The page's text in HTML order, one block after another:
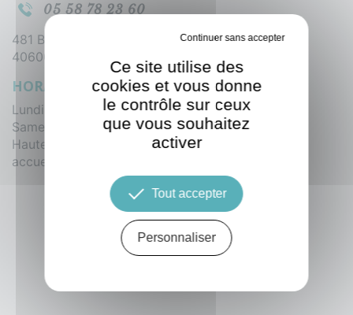
05 58 78 23 60
481 Boulevard d'Arcachon
40600 BISCAROSSE CEDEX
HORAIRES
Lundi - vendredi : 9h / 12h et 14h / 19h
Samedi : 9h / 12h et 14h / 18h
Haute saison :
accueil locataire 7j/7, dimanche : 10h / 13h
Ce site utilise des
cookies et vous donne
le contrôle sur ceux
que vous souhaitez
activer
Tout accepter
Tout refuser
Personnaliser